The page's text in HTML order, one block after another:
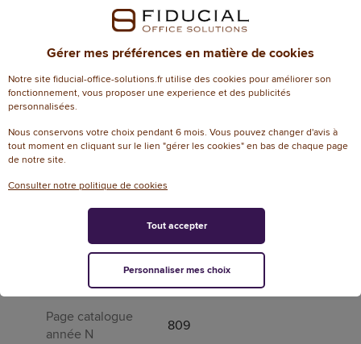
assorties
Liste des
couleurs
assorties (ACE)
Noir, 3 bleus, 2 rouges, 3 verts,3
Matière
Nombre de
calcul de la
ecoresponsable
0feuille
Page catalogue
année N
809
Gérer mes préférences en matière de cookies
Notre site fiducial-office-solutions.fr utilise des cookies pour améliorer son
fonctionnement, vous proposer une experience et des publicités
personnalisées.
Nous conservons votre choix pendant 6 mois. Vous pouvez changer d'avis à
tout moment en cliquant sur le lien "gérer les cookies" en bas de chaque page
de notre site.
Consulter notre politique de cookies
Personnaliser mes choix
Tout accepter